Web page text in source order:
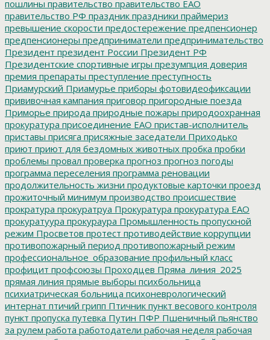
пошлины правительство правительство ЕАО
правительство РФ праздник праздники праймериз
превышение скорости предостережение предпенсионер
предпенсионеры предприниматели предпринимательство
Президент президент России Президент РФ
Президентские спортивные игры презумпция доверия
премия препараты преступление преступность
Приамурский Приамурье приборы фотовидеофиксации
прививочная кампания приговор пригородные поезда
Приморье природа природные пожары природоохранная
прокуратура присоединение ЕАО пристав-исполнитель
приставы присяга присяжные заседатели Приходько
приют приют для бездомных животных пробка пробки
проблемы провал проверка прогноз прогноз погоды
программа переселения программа реновации
продолжительность жизни продуктовые карточки проезд
прожиточный минимум производство происшествие
прократура прокуратруа Прокуратура прокуратура ЕАО
прокуратуура прокураура Промышленность пропускной
режим Просветов протест противодействие коррупции
противопожарный период противопожарный режим
профессиональное_образование профильный класс
профицит профсоюзы Проходцев Пряма_линия_2025
прямая линия прямые выборы психбольница
психиатрическая больница психоневрологический
интернат птичий грипп Птичник пункт весового контроля
пункт пропуска путевка Путин ПФР Пшеничный пьянство
за рулем работа работодатели рабочая неделя рабочая